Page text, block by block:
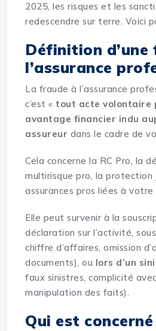
2025, les risques et les
redescendre sur terre. Voici
Définition d’une
l’assurance
La fraude à l’assurance
c’est « tout acte volontaire
avantage financier indu
assureur dans le cadre de
Cela concerne la RC Pro, la
multirisque pro, la
assurances pros liées à
Elle peut survenir à la
déclaration sur l’activité,
chiffre d’affaires, omission
documents), ou lors d’un
faux sinistres, complicité
manipulation des faits).
Qui est concerné